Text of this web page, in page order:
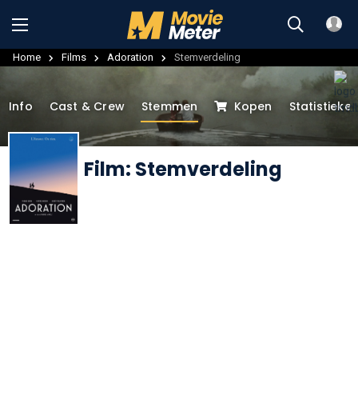
Home Films Adoration Stemverdeling
Film: Stemverdeling
Info Cast & Crew Stemmen Kopen